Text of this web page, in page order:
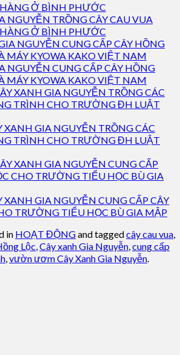
NGUYỄN TRỒNG CÂY CAU VUA
Ở BÌNH PHƯỚC
NGUYỄN CUNG CẤP CÂY HỒNG
MÁY KYOWA KAKO VIỆT NAM
XANH GIA NGUYỄN TRỒNG CÁC
TRÌNH CHO TRƯỜNG ĐH LUẬT
XANH GIA NGUYỄN CUNG CẤP CÂY
TRƯỜNG TIỂU HỌC BÙ GIA MẬP
in HOẠT ĐỘNGand taggedcây cau vua,
Lộc,Cây xanh Gia Nguyễn,cung cấp
,vườn ươm Cây Xanh Gia Nguyễn.